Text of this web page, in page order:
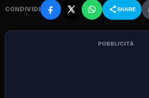
CONDIVIDI SHARE
PUBBLICITÀ